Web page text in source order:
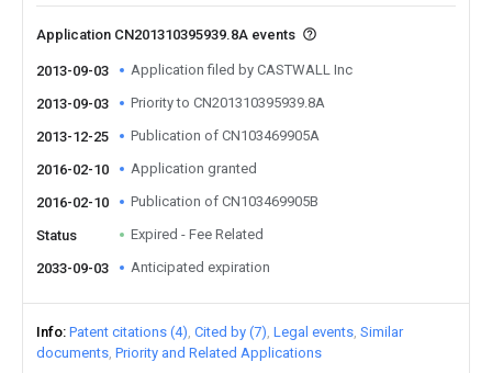
Application CN201310395939.8A events
2013-09-03 Application filed by CASTWALL Inc
2013-09-03 Priority to CN201310395939.8A
2013-12-25 Publication of CN103469905A
2016-02-10 Application granted
2016-02-10 Publication of CN103469905B
Status Expired - Fee Related
2033-09-03 Anticipated expiration
Info Patent citations (4) Cited by (7) Legal events Similar
documents Priority and Related Applications